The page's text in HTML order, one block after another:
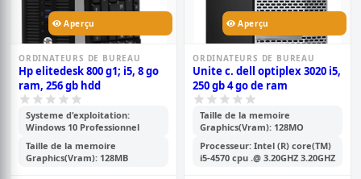
Aperçu
ORDINATEURS DE BUREAU
Hp elitedesk 800 g1; i5, 8 go
ram, 256 gb hdd
Systeme d'exploitation:
Windows 10 Professionnel
Taille de la memoire
Graphics(Vram): 128MB
Aperçu
ORDINATEURS DE BUREAU
Unite c. dell optiplex 3020 i5,
250 gb 4 go de ram
Taille de la memoire
Graphics(Vram): 128MO
Processeur: Intel (R) core(TM)
i5-4570 cpu .@ 3.20GHZ 3.20GHZ